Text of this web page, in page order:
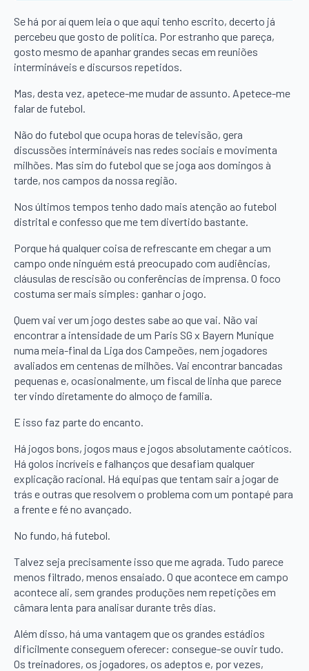
Se há por aí quem leia o que aqui tenho escrito, decerto já
percebeu que gosto de política. Por estranho que pareça,
gosto mesmo de apanhar grandes secas em reuniões
intermináveis e discursos repetidos.
Mas, desta vez, apetece-me mudar de assunto. Apetece-me
falar de futebol.
Não do futebol que ocupa horas de televisão, gera
discussões intermináveis nas redes sociais e movimenta
milhões. Mas sim do futebol que se joga aos domingos à
tarde, nos campos da nossa região.
Nos últimos tempos tenho dado mais atenção ao futebol
distrital e confesso que me tem divertido bastante.
Porque há qualquer coisa de refrescante em chegar a um
campo onde ninguém está preocupado com audiências,
cláusulas de rescisão ou conferências de imprensa. O foco
costuma ser mais simples: ganhar o jogo.
Quem vai ver um jogo destes sabe ao que vai. Não vai
encontrar a intensidade de um Paris SG x Bayern Munique
numa meia-final da Liga dos Campeões, nem jogadores
avaliados em centenas de milhões. Vai encontrar bancadas
pequenas e, ocasionalmente, um fiscal de linha que parece
ter vindo diretamente do almoço de família.
E isso faz parte do encanto.
Há jogos bons, jogos maus e jogos absolutamente caóticos.
Há golos incríveis e falhanços que desafiam qualquer
explicação racional. Há equipas que tentam sair a jogar de
trás e outras que resolvem o problema com um pontapé para
a frente e fé no avançado.
No fundo, há futebol.
Talvez seja precisamente isso que me agrada. Tudo parece
menos filtrado, menos ensaiado. O que acontece em campo
acontece ali, sem grandes produções nem repetições em
câmara lenta para analisar durante três dias.
Além disso, há uma vantagem que os grandes estádios
dificilmente conseguem oferecer: consegue-se ouvir tudo.
Os treinadores, os jogadores, os adeptos e, por vezes,